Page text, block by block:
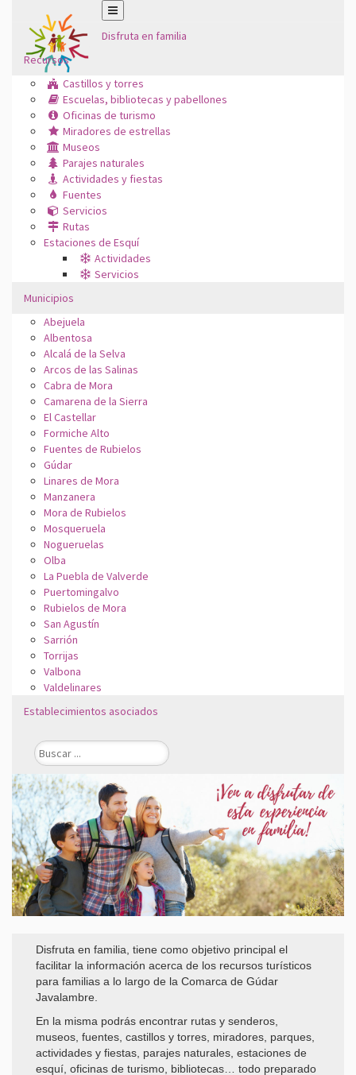
Disfruta en familia
Recursos
Castillos y torres
Escuelas, bibliotecas y pabellones
Oficinas de turismo
Miradores de estrellas
Museos
Parajes naturales
Actividades y fiestas
Fuentes
Servicios
Rutas
Estaciones de Esquí
Actividades
Servicios
Municipios
Abejuela
Albentosa
Alcalá de la Selva
Arcos de las Salinas
Cabra de Mora
Camarena de la Sierra
El Castellar
Formiche Alto
Fuentes de Rubielos
Gúdar
Linares de Mora
Manzanera
Mora de Rubielos
Mosqueruela
Nogueruelas
Olba
La Puebla de Valverde
Puertomingalvo
Rubielos de Mora
San Agustín
Sarrión
Torrijas
Valbona
Valdelinares
Establecimientos asociados
Disfruta en familia, tiene como objetivo principal el
facilitar la información acerca de los recursos turísticos
para familias a lo largo de la Comarca de Gúdar
Javalambre.
En la misma podrás encontrar rutas y senderos,
museos, fuentes, castillos y torres, miradores, parques,
actividades y fiestas, parajes naturales, estaciones de
esquí, oficinas de turismo, bibliotecas… todo preparado